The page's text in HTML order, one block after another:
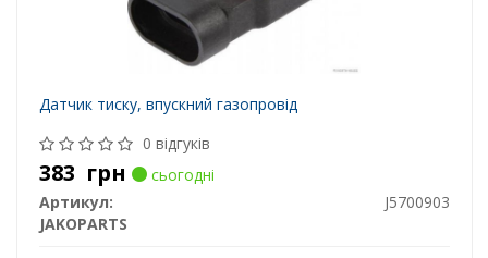
Датчик тиску, впускний газопровід
0 відгуків
383 грн
сьогодні
Артикул:
J5700903
JAKOPARTS